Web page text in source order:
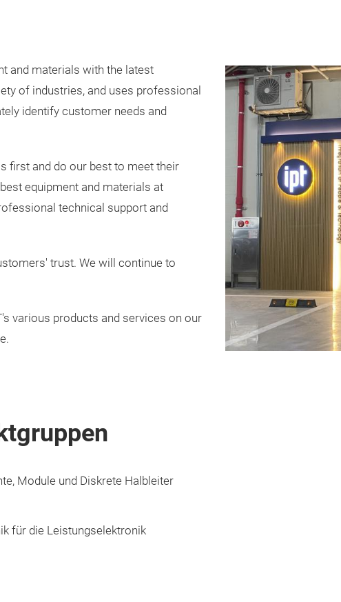
and materials with the latest
of industries, and uses professional
identify customer needs and
first and do our best to meet their
equipment and materials at
technical support and
trust. We will continue to
various products and services on our
Module und Diskrete Halbleiter
für die Leistungselektronik